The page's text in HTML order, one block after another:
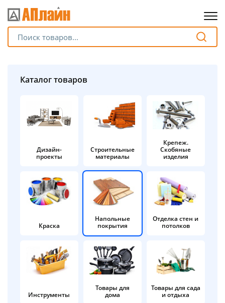
Каталог товаров
Дизайн-
проекты
Строительные
материалы
Крепеж.
Скобяные
изделия
Краска
Напольные
покрытия
Отделка стен и
потолков
Инструменты
Товары для
дома
Товары для сада
и отдыха
Разбейте
без переплат
График платежей
Сегодня
%
в корзину
Оплачивайте сегодня только
25% картой любого банка